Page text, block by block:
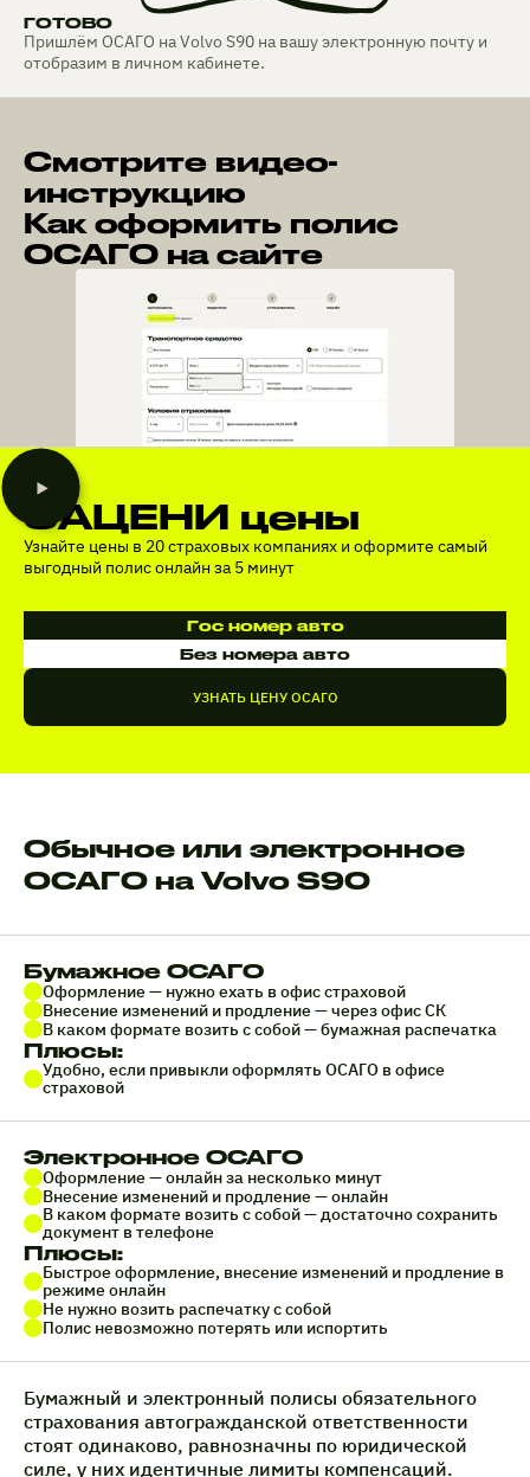
ГОТОВО
Пришлём ОСАГО на Volvo S90 на вашу электронную почту и
отобразим в личном кабинете.
Смотрите видео-
инструкцию
Как оформить полис
ОСАГО на сайте
ЗАЦЕНИ цены
Узнайте цены в 20 страховых компаниях и оформите самый
выгодный полис онлайн за 5 минут
Гос номер авто
Без номера авто
УЗНАТЬ ЦЕНУ ОСАГО
Обычное или электронное
ОСАГО на Volvo S90
Бумажное ОСАГО
Оформление — нужно ехать в офис страховой
Внесение изменений и продление — через офис СК
В каком формате возить с собой — бумажная распечатка
Плюсы:
Удобно, если привыкли оформлять ОСАГО в офисе
страховой
Электронное ОСАГО
Оформление — онлайн за несколько минут
Внесение изменений и продление — онлайн
В каком формате возить с собой — достаточно сохранить
документ в телефоне
Плюсы:
Быстрое оформление, внесение изменений и продление в
режиме онлайн
Не нужно возить распечатку с собой
Полис невозможно потерять или испортить
Бумажный и электронный полисы обязательного
страхования автогражданской ответственности
стоят одинаково, равнозначны по юридической
силе, у них идентичные лимиты компенсаций.